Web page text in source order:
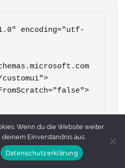
encoding="utf-
Wenn du die Website weiter
Einverständnis aus.
Datenschutzerklärung